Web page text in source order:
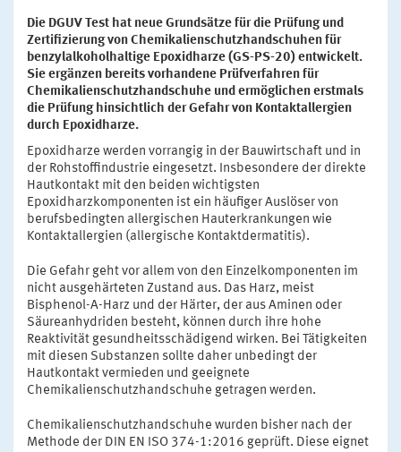
Die DGUV Test hat neue Grundsätze für die Prüfung und
Zertifizierung von Chemikalienschutzhandschuhen für
benzylalkoholhaltige Epoxidharze (GS-PS-20) entwickelt.
Sie ergänzen bereits vorhandene Prüfverfahren für
Chemikalienschutzhandschuhe und ermöglichen erstmals
die Prüfung hinsichtlich der Gefahr von Kontaktallergien
durch Epoxidharze.
Epoxidharze werden vorrangig in der Bauwirtschaft und in
der Rohstoffindustrie eingesetzt. Insbesondere der direkte
Hautkontakt mit den beiden wichtigsten
Epoxidharzkomponenten ist ein häufiger Auslöser von
berufsbedingten allergischen Hauterkrankungen wie
Kontaktallergien (allergische Kontaktdermatitis).
Die Gefahr geht vor allem von den Einzelkomponenten im
nicht ausgehärteten Zustand aus. Das Harz, meist
Bisphenol-A-Harz und der Härter, der aus Aminen oder
Säureanhydriden besteht, können durch ihre hohe
Reaktivität gesundheitsschädigend wirken. Bei Tätigkeiten
mit diesen Substanzen sollte daher unbedingt der
Hautkontakt vermieden und geeignete
Chemikalienschutzhandschuhe getragen werden.
Chemikalienschutzhandschuhe wurden bisher nach der
Methode der DIN EN ISO 374-1:2016 geprüft. Diese eignet